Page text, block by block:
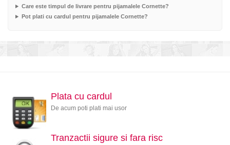
Care este timpul de livrare pentru pijamalele Cornette?
Pot plati cu cardul pentru pijamalele Cornette?
Plata cu cardul
De acum poti plati mai usor
Tranzactii sigure si fara risc